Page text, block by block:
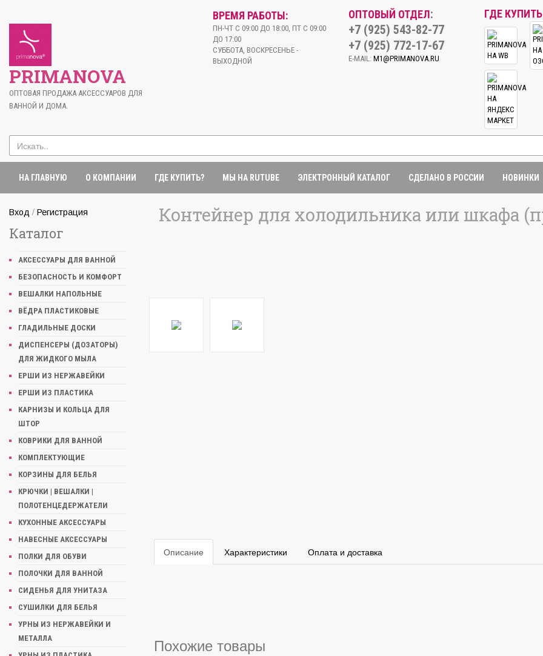
PRIMANOVA
ОПТОВАЯ ПРОДАЖА АКСЕССУАРОВ ДЛЯ
ВАННОЙ И ДОМА.
ВРЕМЯ РАБОТЫ:
ПН-ЧТ С 09:00 ДО 18:00, ПТ С 09:00
ДО 17:00
СУББОТА, ВОСКРЕСЕНЬЕ -
ВЫХОДНОЙ
ОПТОВЫЙ ОТДЕЛ:
+7 (925) 543-82-77
+7 (925) 772-17-67
E-MAIL: M1@PRIMANOVA.RU
ГДЕ
НА ГЛАВНУЮ О КОМПАНИИ ГДЕ КУПИТЬ? МЫ НА RUTUBE ЭЛЕКТРОННЫЙ КАТАЛОГ СДЕЛАНО В РОССИИ НОВИНКИ
Вход / Регистрация
Каталог
АКСЕССУАРЫ ДЛЯ ВАННОЙ
БЕЗОПАСНОСТЬ И КОМФОРТ
ВЕШАЛКИ НАПОЛЬНЫЕ
ВЁДРА ПЛАСТИКОВЫЕ
ГЛАДИЛЬНЫЕ ДОСКИ
ДИСПЕНСЕРЫ (ДОЗАТОРЫ)
ДЛЯ ЖИДКОГО МЫЛА
ЕРШИ ИЗ НЕРЖАВЕЙКИ
ЕРШИ ИЗ ПЛАСТИКА
КАРНИЗЫ И КОЛЬЦА ДЛЯ
ШТОР
КОВРИКИ ДЛЯ ВАННОЙ
КОМПЛЕКТУЮЩИЕ
КОРЗИНЫ ДЛЯ БЕЛЬЯ
КРЮЧКИ | ВЕШАЛКИ |
ПОЛОТЕНЦЕДЕРЖАТЕЛИ
КУХОННЫЕ АКСЕССУАРЫ
НАВЕСНЫЕ АКСЕССУАРЫ
ПОЛКИ ДЛЯ ОБУВИ
ПОЛОЧКИ ДЛЯ ВАННОЙ
СИДЕНЬЯ ДЛЯ УНИТАЗА
СУШИЛКИ ДЛЯ БЕЛЬЯ
УРНЫ ИЗ НЕРЖАВЕЙКИ И
МЕТАЛЛА
Контейнер для холодильника или шкафа
Описание Характеристики Оплата и доставка
Похожие товары